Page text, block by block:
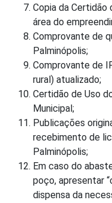
Copia da
área do
Comprovante de
Palminópolis;
Comprovante de
rural) atualizado;
Certidão de Uso
Municipal;
Publicações
recebimento de
Palminópolis;
Em caso do
poço, apresentar
dispensa da